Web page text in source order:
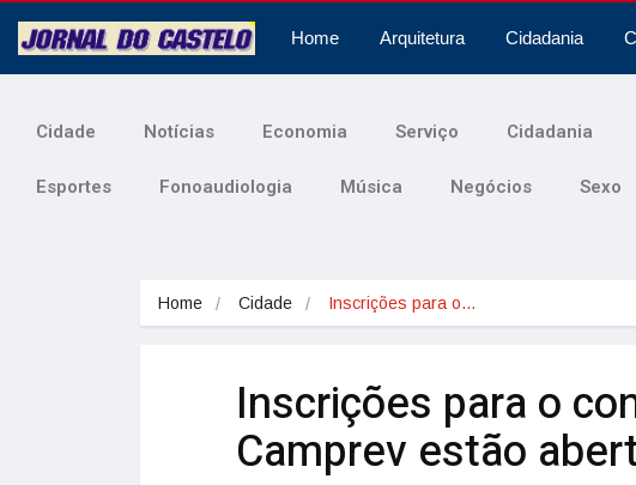
Home Arquitetura Cidadania
Cidade Notícias Economia Serviço Cidadania
Esportes Fonoaudiologia Música Negócios Sexo
Home Cidade Inscrições para o…
Inscrições para o
Camprev estão